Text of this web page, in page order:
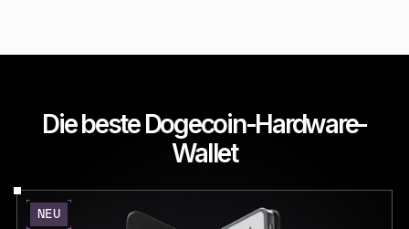
Die beste Dogecoin-Hardware-
Wallet
NEU